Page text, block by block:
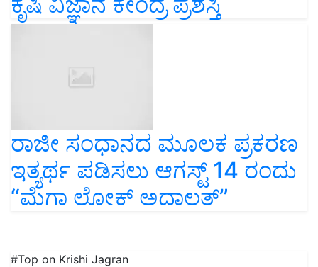
ರಾಜೀ ಸಂಧಾನದ ಮೂಲಕ ಪ್ರಕರಣ
ಇತ್ಯರ್ಥ ಪಡಿಸಲು ಆಗಸ್ಟ್ 14 ರಂದು
“ಮೆಗಾ ಲೋಕ್ ಅದಾಲತ್”
#Top on Krishi Jagran